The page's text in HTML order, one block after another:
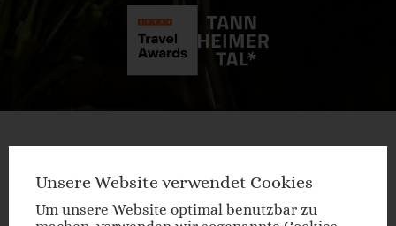
Newsletter
Unsere Website verwendet Cookies
Um unsere Website optimal benutzbar zu